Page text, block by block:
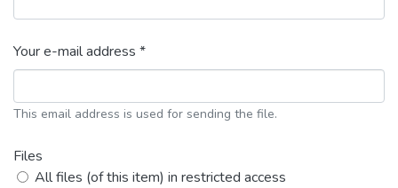
Your e-mail address *
This email address is used for sending the file.
Files
All files (of this item) in restricted access